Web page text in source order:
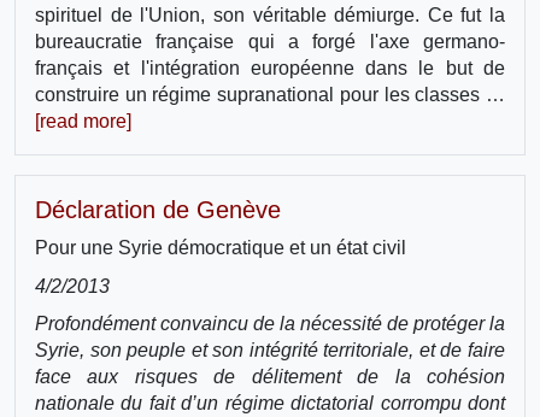
spirituel de l'Union, son véritable démiurge. Ce fut la
bureaucratie française qui a forgé l'axe germano-
français et l'intégration européenne dans le but de
construire un régime supranational pour les classes …
[read more]
Déclaration de Genève
Pour une Syrie démocratique et un état civil
4/2/2013
Profondément convaincu de la nécessité de protéger la
Syrie, son peuple et son intégrité territoriale, et de faire
face aux risques de délitement de la cohésion
nationale du fait d’un régime dictatorial corrompu dont